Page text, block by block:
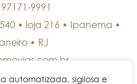
automatizada, sigilosa e
9991
• loja 216 • Ipanema •
• RJ